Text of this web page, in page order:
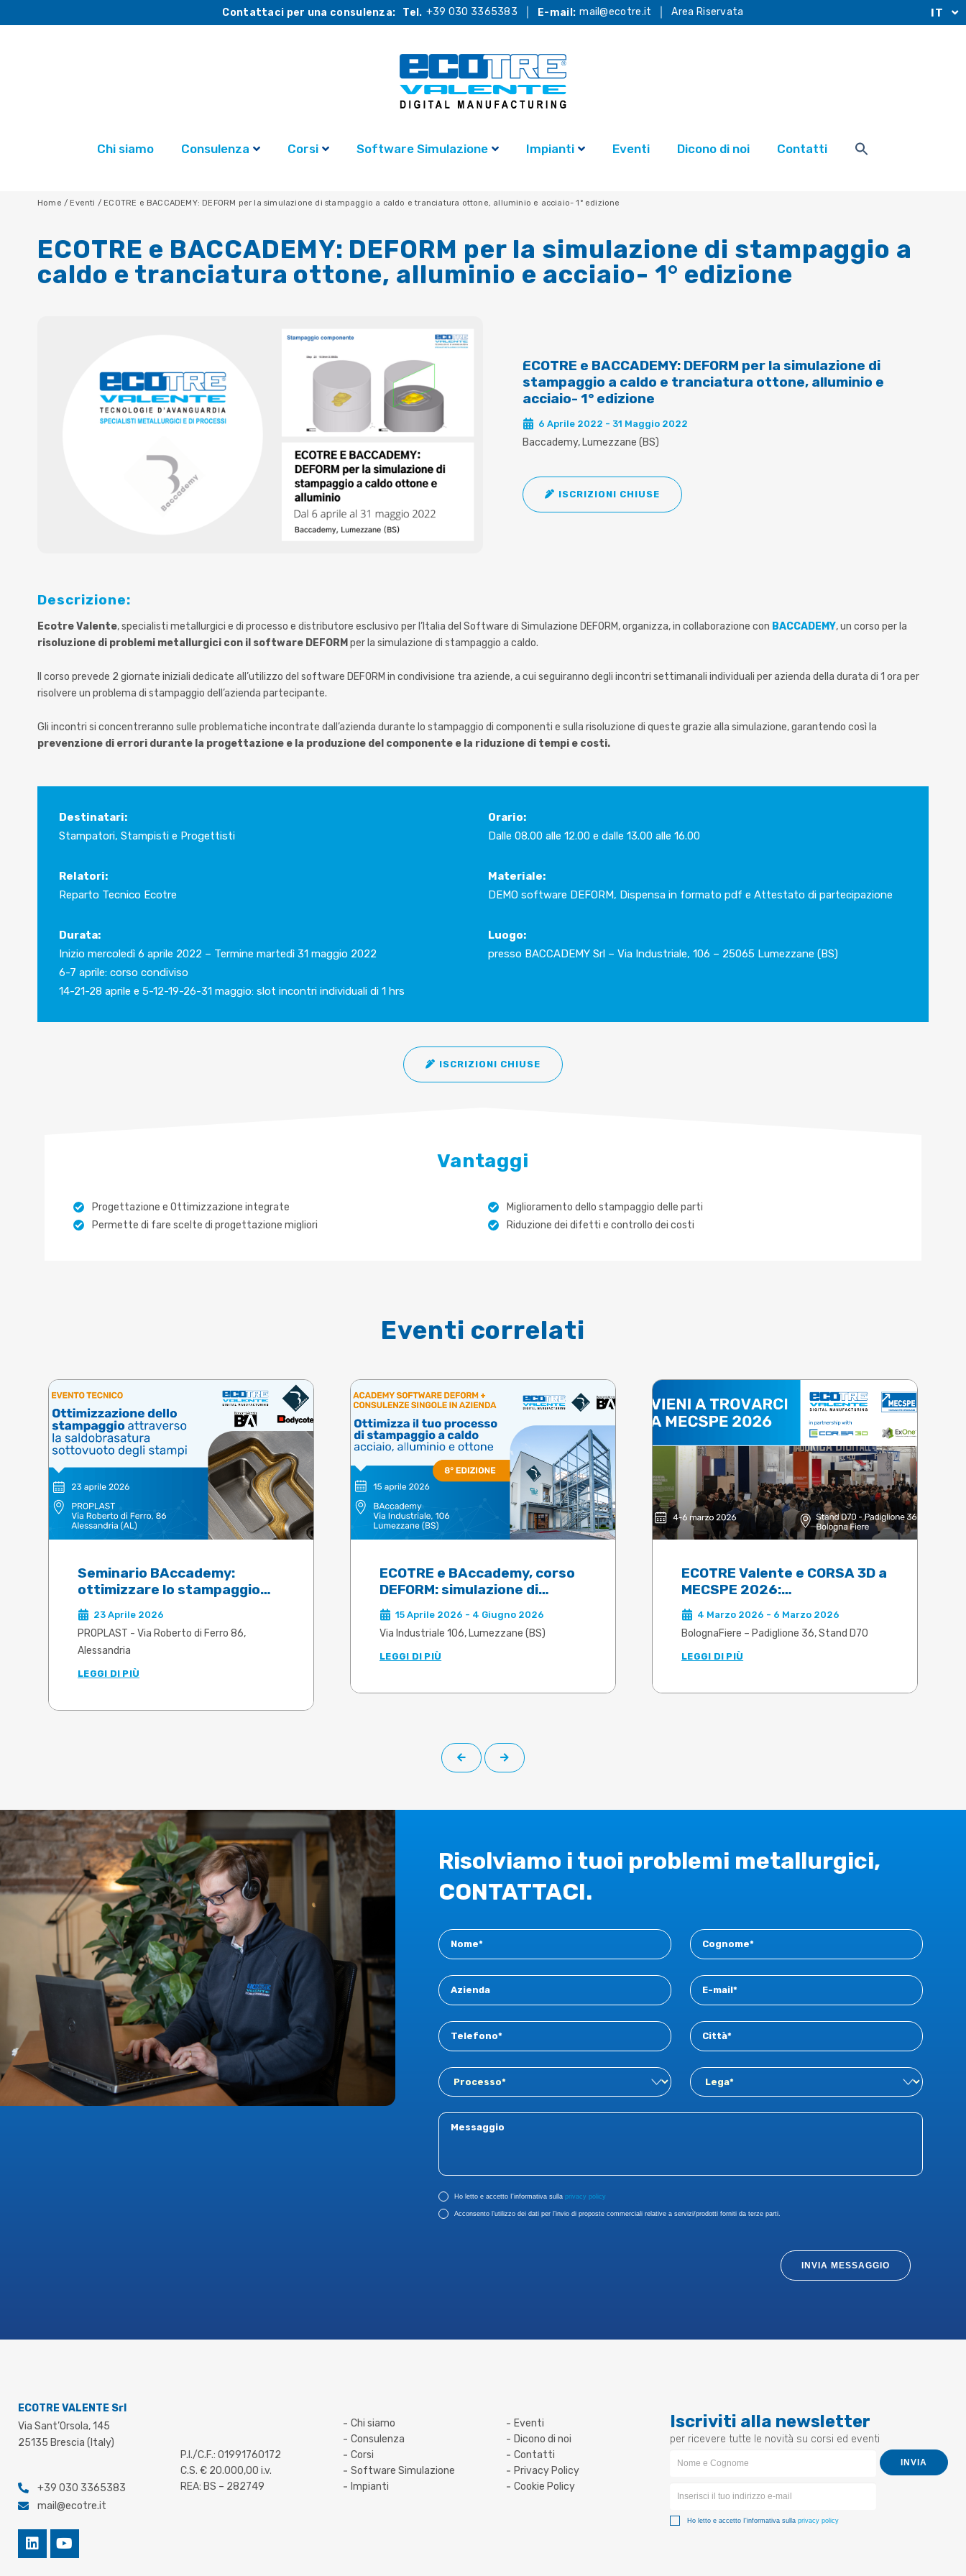
Contattaci per una consulenza: Tel. +39 030 3365383 E-mail: mail@ecotre.it Area Riservata IT
Chi siamo Consulenza Corsi Software Simulazione Impianti Eventi Dicono di noi Contatti
Home / Eventi / ECOTRE e BACCADEMY: DEFORM per la simulazione di stampaggio a caldo e tranciatura ottone, alluminio e acciaio- 1° edizione
ECOTRE e BACCADEMY: DEFORM per la simulazione di stampaggio a
caldo e tranciatura ottone, alluminio e acciaio- 1° edizione
ECOTRE e BACCADEMY: DEFORM per la simulazione di
stampaggio a caldo e tranciatura ottone, alluminio e
acciaio- 1° edizione
6 Aprile 2022 - 31 Maggio 2022
Baccademy, Lumezzane (BS)
ISCRIZIONI CHIUSE
Descrizione:
Ecotre Valente, specialisti metallurgici e di processo e distributore esclusivo per l’Italia del Software di Simulazione DEFORM, organizza, in collaborazione con BACCADEMY, un corso per la
risoluzione di problemi metallurgici con il software DEFORM per la simulazione di stampaggio a caldo.
Il corso prevede 2 giornate iniziali dedicate all’utilizzo del software DEFORM in condivisione tra aziende, a cui seguiranno degli incontri settimanali individuali per azienda della durata di 1 ora per
risolvere un problema di stampaggio dell’azienda partecipante.
Gli incontri si concentreranno sulle problematiche incontrate dall’azienda durante lo stampaggio di componenti e sulla risoluzione di queste grazie alla simulazione, garantendo così la
prevenzione di errori durante la progettazione e la produzione del componente e la riduzione di tempi e costi.
Destinatari:
Stampatori, Stampisti e Progettisti
Relatori:
Reparto Tecnico Ecotre
Durata:
Inizio mercoledì 6 aprile 2022 – Termine martedì 31 maggio 2022
6-7 aprile: corso condiviso
14-21-28 aprile e 5-12-19-26-31 maggio: slot incontri individuali di 1 hrs
Orario:
Dalle 08.00 alle 12.00 e dalle 13.00 alle 16.00
Materiale:
DEMO software DEFORM, Dispensa in formato pdf e Attestato di partecipazione
Luogo:
presso BACCADEMY Srl – Via Industriale, 106 – 25065 Lumezzane (BS)
ISCRIZIONI CHIUSE
Vantaggi
Progettazione e Ottimizzazione integrate
Permette di fare scelte di progettazione migliori
Miglioramento dello stampaggio delle parti
Riduzione dei difetti e controllo dei costi
Eventi correlati
Seminario BAccademy:
ottimizzare lo stampaggio
attraverso la saldobrasatura
sottovuoto degli stampi
23 Aprile 2026
PROPLAST - Via Roberto di Ferro 86,
Alessandria
LEGGI DI PIÙ
ECOTRE e BAccademy, corso
DEFORM: simulazione di
stampaggio a caldo acciaio,
alluminio e ottone
15 Aprile 2026 - 4 Giugno 2026
Via Industriale 106, Lumezzane (BS)
LEGGI DI PIÙ
ECOTRE Valente e CORSA 3D a
MECSPE 2026:
Digitalizzazione dei processi
di fonderia e metallurgia per
l’industria manifatturiera
4 Marzo 2026 - 6 Marzo 2026
BolognaFiere – Padiglione 36, Stand D70
LEGGI DI PIÙ
Risolviamo i tuoi problemi metallurgici,
CONTATTACI.
Contact
New
Ho letto e accetto I'informativa sulla privacy policy
Acconsento l’utilizzo dei dati per l’invio di proposte commerciali relative a servizi/prodotti forniti da terze parti.
INVIA MESSAGGIO
ECOTRE VALENTE Srl
Via Sant’Orsola, 145
25135 Brescia (Italy)
+39 030 3365383
mail@ecotre.it
P.I./C.F.: 01991760172
C.S. € 20.000,00 i.v.
REA: BS – 282749
Chi siamo
Consulenza
Corsi
Software Simulazione
Impianti
Eventi
Dicono di noi
Contatti
Privacy Policy
Cookie Policy
Iscriviti alla newsletter
per ricevere tutte le novità su corsi ed eventi
Ho letto e accetto I'informativa sulla privacy policy
INVIA